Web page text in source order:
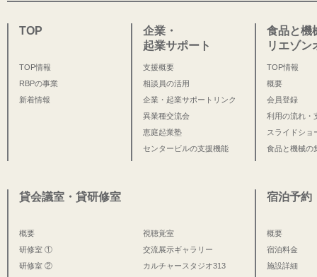
TOP
TOP情報
RBPの事業
新着情報
企業・
起業サポート
支援概要
相談員の活用
企業・起業サポートリンク
異業種交流会
恵庭起業塾
センタービルの支援機能
食品と機
リエゾン
TOP情報
概要
会員登録
利用の流れ・
スライドショ
食品と機械の
貸会議室・貸研修室
概要
研修室 ①
研修室 ②
視聴覚室
交流展示ギャラリー
カルチャースタジオ313
宿泊予約
概要
宿泊料金
施設詳細